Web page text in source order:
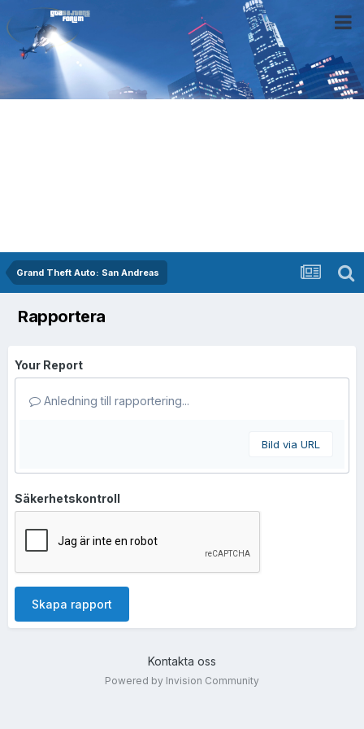
Grand Theft Auto: San Andreas
Rapportera
Your Report
Anledning till rapportering...
Bild via URL
Säkerhetskontroll
Skapa rapport
Kontakta oss
Powered by Invision Community